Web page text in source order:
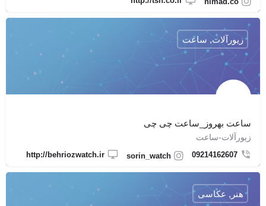
ساعت بهروز_ساعت چی چی
زیورآلات-ساعت
09214162607
sorin_watch
http://behriozwatch.ir
زیورآلات, ساعت
هنر, عکاسی